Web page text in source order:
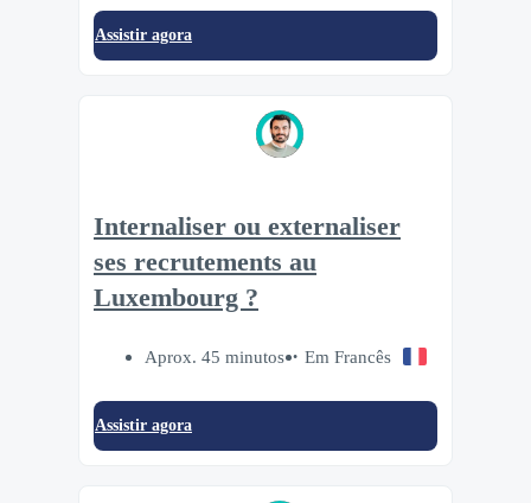
Assistir agora
Internaliser ou externaliser
ses recrutements au
Luxembourg ?
Aprox. 45 minutos Em Francês
Assistir agora